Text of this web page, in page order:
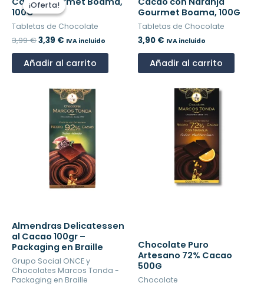
¡Oferta!
¡Oferta!
100G
Tabletas de Chocolate
3,99€
original
era:
3,99 €.
3,39 €
actual
3,39 €.
IVA incluido
Añadir al carrito
Gourmet Boama, 100G
Tabletas de Chocolate
3,90 € IVA incluido
Añadir al carrito
Almendras Delicatessen
al Cacao 100gr –
Packaging en Braille
Grupo Social ONCE y
Chocolates Marcos Tonda -
Packaging en Braille
Chocolate Puro
Artesano 72% Cacao
500G
Chocolate